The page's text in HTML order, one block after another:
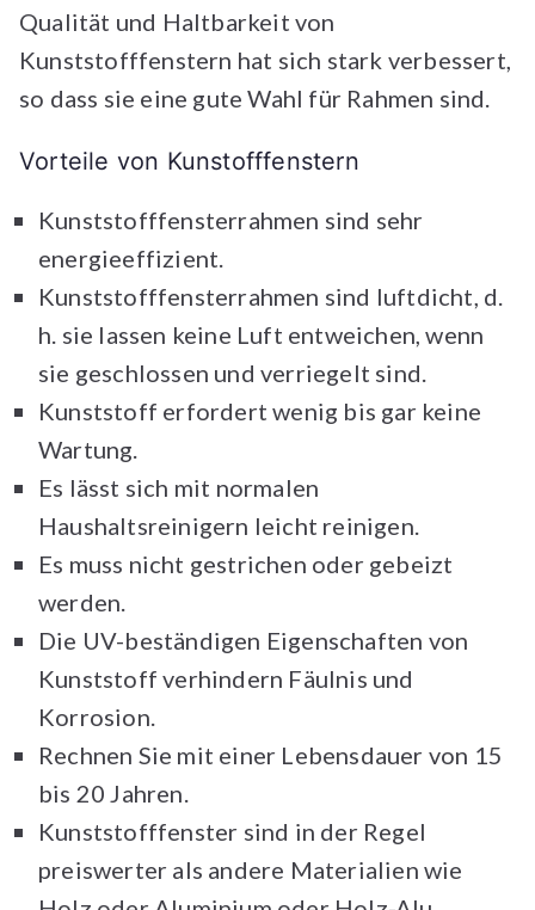
Qualität und Haltbarkeit von
Kunststofffenstern hat sich stark verbessert,
so dass sie eine gute Wahl für Rahmen sind.
Vorteile von Kunstofffenstern
Kunststofffensterrahmen sind sehr
energieeffizient.
Kunststofffensterrahmen sind luftdicht, d.
h. sie lassen keine Luft entweichen, wenn
sie geschlossen und verriegelt sind.
Kunststoff erfordert wenig bis gar keine
Wartung.
Es lässt sich mit normalen
Haushaltsreinigern leicht reinigen.
Es muss nicht gestrichen oder gebeizt
werden.
Die UV-beständigen Eigenschaften von
Kunststoff verhindern Fäulnis und
Korrosion.
Rechnen Sie mit einer Lebensdauer von 15
bis 20 Jahren.
Kunststofffenster sind in der Regel
preiswerter als andere Materialien wie